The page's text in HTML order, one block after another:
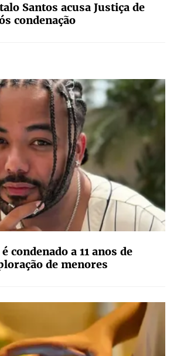
Santos acusa Justiça de
condenação
condenado a 11 anos de
de menores